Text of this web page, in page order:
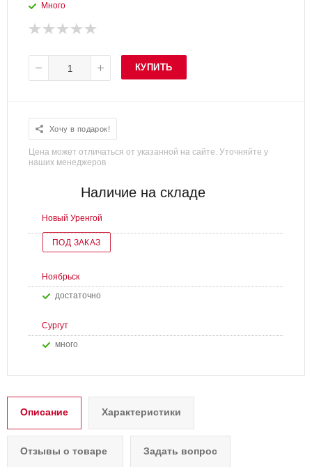
Много
КУПИТЬ
Хочу в подарок!
Цена может отличаться от указанной на сайте. Уточняйте у
наших менеджеров
Наличие на складе
Новый Уренгой
ПОД ЗАКАЗ
Ноябрьск
Достаточно
Сургут
Много
Описание Характеристики
Отзывы о товаре Задать вопрос